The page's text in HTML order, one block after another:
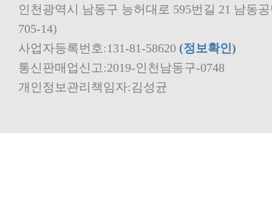
705-14)
사업자등록번호:131-81-58620 (정보확인)
통신판매업신고:2019-인천남동구-0748
개인정보관리책임자:김성균